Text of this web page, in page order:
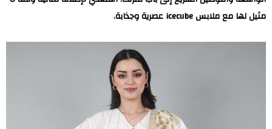
مثيل لها مع ملابس icecube عصرية وجذابة.